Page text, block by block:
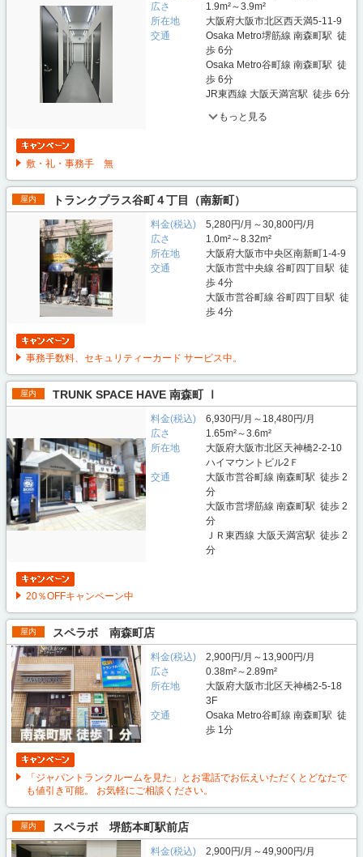
広さ
1.9m²～3.9m²
所在地
大阪府大阪市北区西天満5-11-9
交通
Osaka Metro堺筋線 南森町駅 徒
歩 6分
Osaka Metro谷町線 南森町駅 徒
歩 6分
JR東西線 大阪天満宮駅 徒歩 6分
もっと見る
敷・礼・事務手 無
屋内 トランクプラス谷町４丁目（南新町）
料金(税込)
5,280円/月～30,800円/月
広さ
1.0m²～8.32m²
所在地
大阪府大阪市中央区南新町1-4-9
交通
大阪市営中央線 谷町四丁目駅 徒
歩 4分
大阪市営谷町線 谷町四丁目駅 徒
歩 4分
事務手数料、セキュリティーカード サービス中。
屋内 TRUNK SPACE HAVE 南森町 Ⅰ
料金(税込)
6,930円/月～18,480円/月
広さ
1.65m²～3.6m²
所在地
大阪府大阪市北区天神橋2-2-10
ハイマウントビル2Ｆ
交通
大阪市営谷町線 南森町駅 徒歩 2
分
大阪市営堺筋線 南森町駅 徒歩 2
分
ＪＲ東西線 大阪天満宮駅 徒歩 2
分
20％OFFキャンペーン中
屋内 スペラボ 南森町店
料金(税込)
2,900円/月～13,900円/月
広さ
0.38m²～2.89m²
所在地
大阪府大阪市北区天神橋2-5-18
3F
交通
Osaka Metro谷町線 南森町駅 徒
歩 1分
「ジャパントランクルームを見た」とお電話でお伝えいただくとどなたで
も値引き可能。 お気軽にご相談ください。
屋内 スペラボ 堺筋本町駅前店
料金(税込) 2,900円/月～49,900円/月